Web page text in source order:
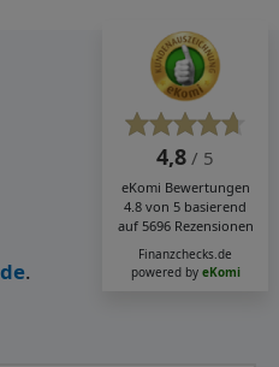
.
4,8 / 5
eKomi Bewertungen
4.8 von 5 basierend
auf 5696Rezensionen
Finanzchecks.de
powered by eKomi